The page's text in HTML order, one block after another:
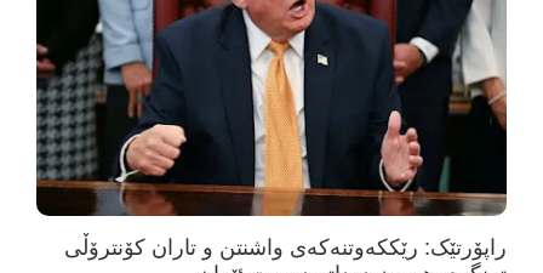
راپۆرتێک: رێککەوتنەکەی واشنتن و تاران کۆنترۆڵی